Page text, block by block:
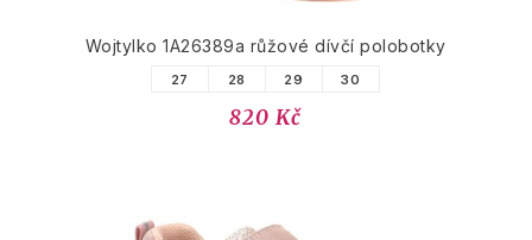
Wojtylko 1A26389a růžové dívčí polobotky
27 28 29 30
820 Kč